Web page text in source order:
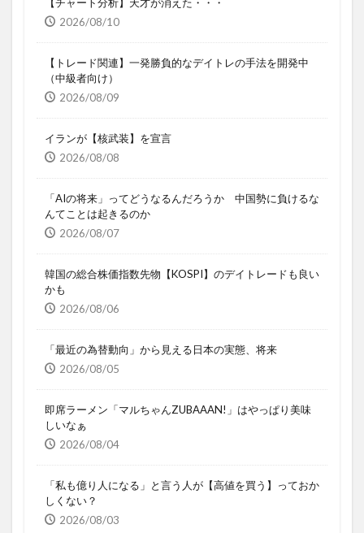
2026/08/10
【トレード関連】一発勝負的なデイトレの手法を開発中
（中級者向け）
2026/08/09
イランが【核武装】を宣言
2026/08/08
「AIの将来」ってどうなるんだろうか 中国勢に負けるな
んてことは起きるのか
2026/08/07
韓国の総合株価指数先物【KOSPI】のデイトレードも良い
かも
2026/08/06
「最近の為替動向」から見える日本の実態、将来
2026/08/05
即席ラーメン「マルちゃんZUBAAAN!」はやっぱり美味
しいなぁ
2026/08/04
「私も億り人になる」と言う人が【高値を買う】っておか
しくない？
2026/08/03